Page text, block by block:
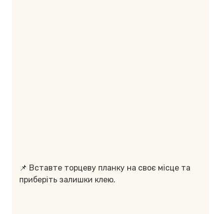
📌 Вставте торцеву планку на своє місце та
приберіть залишки клею.